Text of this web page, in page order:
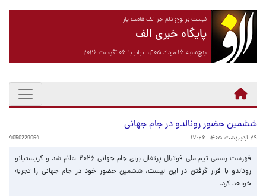
نیست بر لوح دلم جز الف قامت یار
پایگاه خبری الف
پنج‌شنبه ۱۵ مرداد ۱۴۰۵ برابر با ۰۶ آگوست ۲۰۲۶
ششمین حضور رونالدو در جام جهانی
۲۹ اردیبهشت ۱۴۰۵، ۱۷:۲۶ 4050229064
فهرست رسمی تیم ملی فوتبال پرتغال برای جام جهانی ۲۰۲۶ اعلام شد و کریستیانو
رونالدو با قرار گرفتن در این لیست، ششمین حضور خود در جام جهانی را تجربه
خواهد کرد.